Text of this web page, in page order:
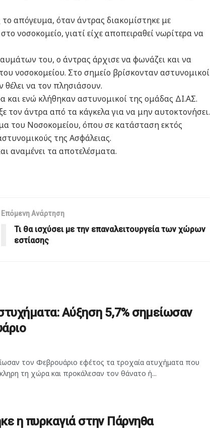
το απόγευμα, όταν άντρας διακομίστηκε με
νοσοκομείο, γιατί είχε αποπειραθεί νωρίτερα να
του, ο άντρας άρχισε να φωνάζει και να
νοσοκομείου. Στο σημείο βρίσκονταν αστυνομικοί
θέλει να τον πλησιάσουν.
ενώ κλήθηκαν αστυνομικοί της ομάδας ΔΙ.ΑΣ.
τον άντρα από τα κάγκελα για να μην αυτοκτονήσει.
του Νοσοκομείου, όπου σε κατάσταση εκτός
της Ασφάλειας.
αναμένει τα αποτελέσματα.
Επόμενη Ανάρτηση
Τι θα ισχύσει με την επαναλειτουργεία των χώρων
εστίασης
Αύξηση 5,7% σημείωσαν
τον Φεβρουάριο εφέτος τα τροχαία ατυχήματα που
τη χώρα και προκάλεσαν τον θάνατο ή...
η πυρκαγιά στην Πάρνηθα